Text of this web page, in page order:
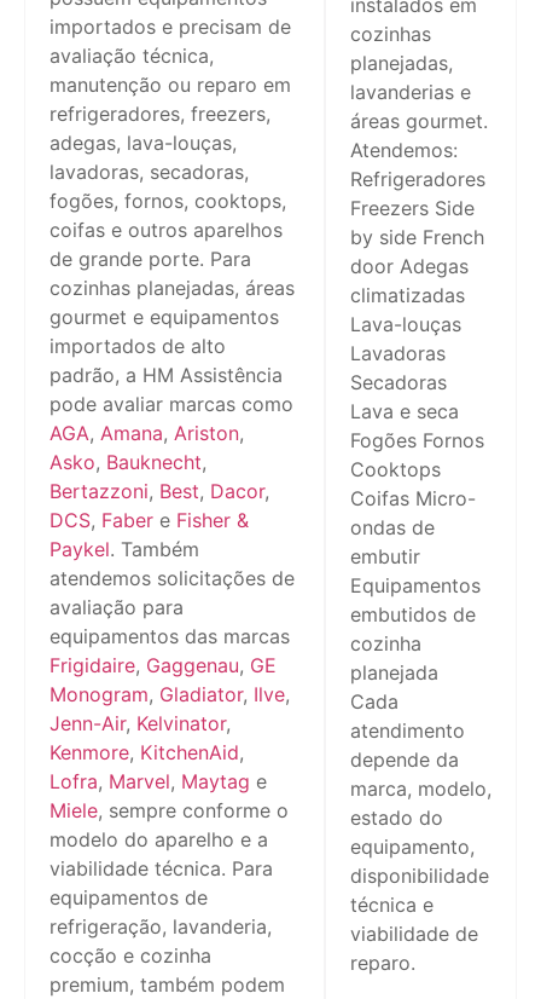
importados e precisam de
avaliação técnica,
manutenção ou reparo em
refrigeradores, freezers,
adegas, lava-louças,
lavadoras, secadoras,
fogões, fornos, cooktops,
coifas e outros aparelhos
de grande porte. Para
cozinhas planejadas, áreas
gourmet e equipamentos
importados de alto
padrão, a HM Assistência
pode avaliar marcas como
AGA, Amana, Ariston,
Asko, Bauknecht,
Bertazzoni, Best, Dacor,
DCS, Faber e Fisher &
Paykel. Também
atendemos solicitações de
avaliação para
equipamentos das marcas
Frigidaire, Gaggenau, GE
Monogram, Gladiator, Ilve,
Jenn-Air, Kelvinator,
Kenmore, KitchenAid,
Lofra, Marvel, Maytag e
Miele, sempre conforme o
modelo do aparelho e a
viabilidade técnica. Para
equipamentos de
refrigeração, lavanderia,
cocção e cozinha
premium, também podem
instalados em
cozinhas
planejadas,
lavanderias e
áreas gourmet.
Atendemos:
Refrigeradores
Freezers Side
by side French
door Adegas
climatizadas
Lava-louças
Lavadoras
Secadoras
Lava e seca
Fogões Fornos
Cooktops
Coifas Micro-
ondas de
embutir
Equipamentos
embutidos de
cozinha
planejada
Cada
atendimento
depende da
marca, modelo,
estado do
equipamento,
disponibilidade
técnica e
viabilidade de
reparo.